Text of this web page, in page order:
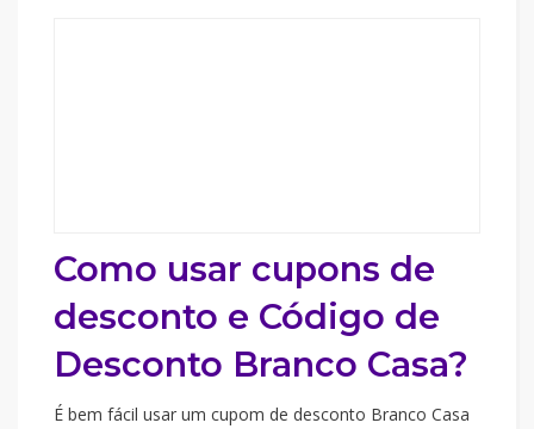
Como usar cupons de
desconto e Código de
Desconto Branco Casa?
É bem fácil usar um cupom de desconto Branco Casa